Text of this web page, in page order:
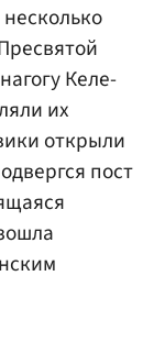
Келе-
их
открыли
пост